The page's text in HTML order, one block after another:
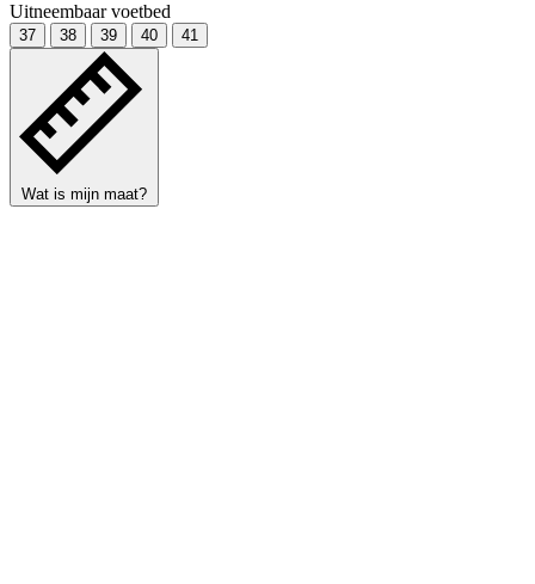
Uitneembaar voetbed
37 38 39 40 41
Wat is mijn maat?